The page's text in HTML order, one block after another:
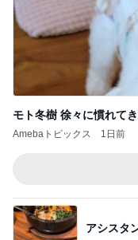
モト冬樹 徐々に慣れて
Amebaトピックス 1日前
アシスタ